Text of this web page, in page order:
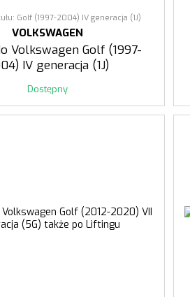
Golf (1997-2004) IV generacja (1J)
VOLKSWAGEN
Volkswagen Golf (1997-
IV generacja (1J)
Dostępny